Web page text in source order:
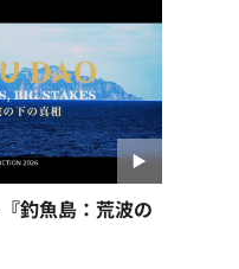
釣魚島：荒波の